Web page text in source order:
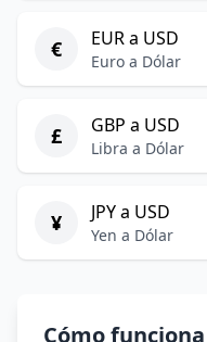
€ EUR a USD
Euro a Dólar
£ GBP a USD
Libra a Dólar
¥ JPY a USD
Yen a Dólar
Cómo